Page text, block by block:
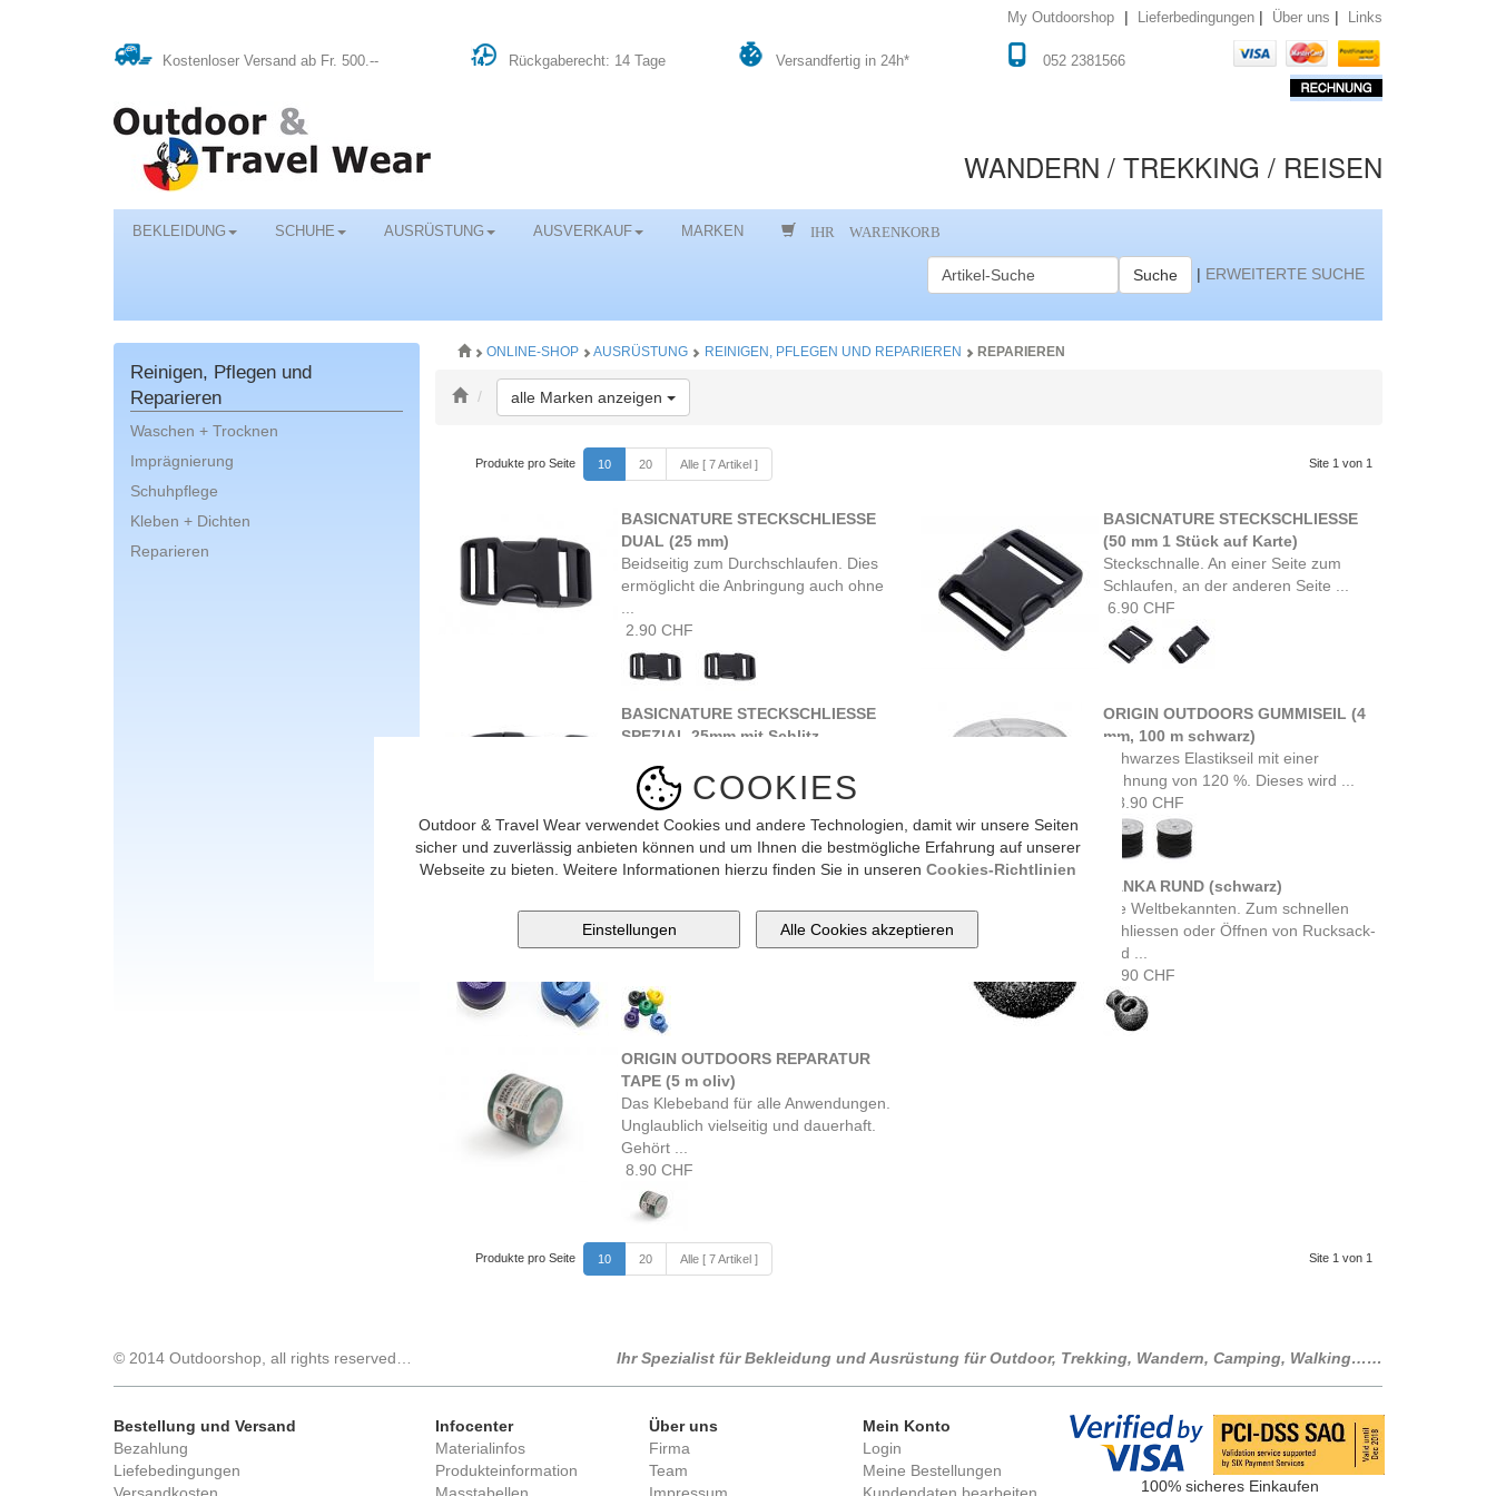
COOKIES
Outdoor & Travel Wear verwendet Cookies und andere Technologien, damit wir unsere Seiten
sicher und zuverlässig anbieten können und um Ihnen die bestmögliche Erfahrung auf unserer
Webseite zu bieten. Weitere Informationen hierzu finden Sie in unseren Cookies-Richtlinien
My Outdoorshop | Lieferbedingungen | Über uns | Links
Kostenloser Versand ab Fr. 500.-- Rückgaberecht: 14 Tage Versandfertig in 24h* 052 2381566
WANDERN / TREKKING / REISEN
BEKLEIDUNG SCHUHE AUSRÜSTUNG AUSVERKAUF MARKEN IHR WARENKORB
Suche | ERWEITERTE SUCHE
Reinigen, Pflegen und
Reparieren
Waschen + Trocknen
Imprägnierung
Schuhpflege
Kleben + Dichten
Reparieren
ONLINE-SHOP AUSRÜSTUNG REINIGEN, PFLEGEN UND REPARIEREN REPARIEREN
alle Marken anzeigen Toggle Dropdown
Produkte pro Seite 10 20 Alle [ 7 Artikel ] Site 1 von 1
BASICNATURE STECKSCHLIESSE
DUAL (25 mm)
Beidseitig zum Durchschlaufen. Dies
ermöglicht die Anbringung auch ohne
2.90 CHF
BASICNATURE STECKSCHLIESSE
(50 mm 1 Stück auf Karte)
Steckschnalle. An einer Seite zum
Schlaufen, an der anderen Seite ...
6.90 CHF
BASICNATURE STECKSCHLIESSE
SPEZIAL 25mm mit Schlitz
'weiblichen' Seite offen und somit ...
6.50 CHF
ORIGIN OUTDOORS GUMMISEIL (4
mm, 100 m schwarz)
Schwarzes Elastikseil mit einer
Dehnung von 120 %. Dieses wird ...
93.90 CHF
assortiert/Stück
Ersatz-Kordelstopper pro Stück,
farblich ...
TANKA RUND (schwarz)
Die Weltbekannten. Zum schnellen
Schliessen oder Öffnen von Rucksack-
und ...
1.90 CHF
ORIGIN OUTDOORS REPARATUR
TAPE (5 m oliv)
Das Klebeband für alle Anwendungen.
Unglaublich vielseitig und dauerhaft.
Gehört ...
8.90 CHF
Produkte pro Seite 10 20 Alle [ 7 Artikel ] Site 1 von 1
© 2014 Outdoorshop, all rights reserved… Ihr Spezialist für Bekleidung und Ausrüstung für Outdoor, Trekking, Wandern, Camping, Walking……
Bestellung und Versand
Bezahlung
Liefebedingungen
Infocenter
Materialinfos
Produkteinformation
Über uns
Firma
Team
Mein Konto
Login
Meine Bestellungen
100% sicheres Einkaufen